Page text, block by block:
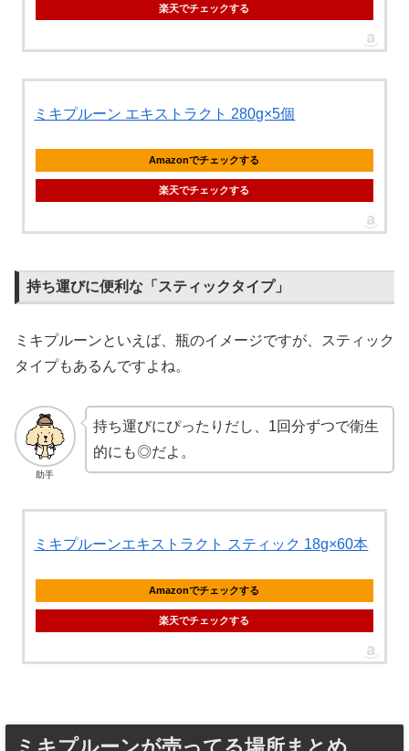
楽天でチェックする
ミキプルーン エキストラクト 280g×5個
Amazonでチェックする
楽天でチェックする
持ち運びに便利な「スティックタイプ」
ミキプルーンといえば、瓶のイメージですが、スティック
タイプもあるんですよね。
助手
持ち運びにぴったりだし、1回分ずつで衛生
的にも◎だよ。
ミキプルーンエキストラクト スティック 18g×60本
Amazonでチェックする
楽天でチェックする